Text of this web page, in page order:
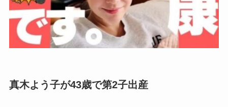
真木よう子が43歳で第2子出産